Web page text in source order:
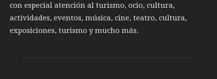
con especial atención al turismo, ocio, cultura,
actividades, eventos, música, cine, teatro, cultura,
exposiciones, turismo y mucho más.